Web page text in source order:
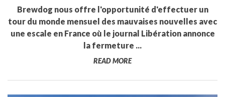
Brewdog nous offre l'opportunité d'effectuer un
tour du monde mensuel des mauvaises nouvelles avec
une escale en France où le journal Libération annonce
la fermeture ...
READ MORE